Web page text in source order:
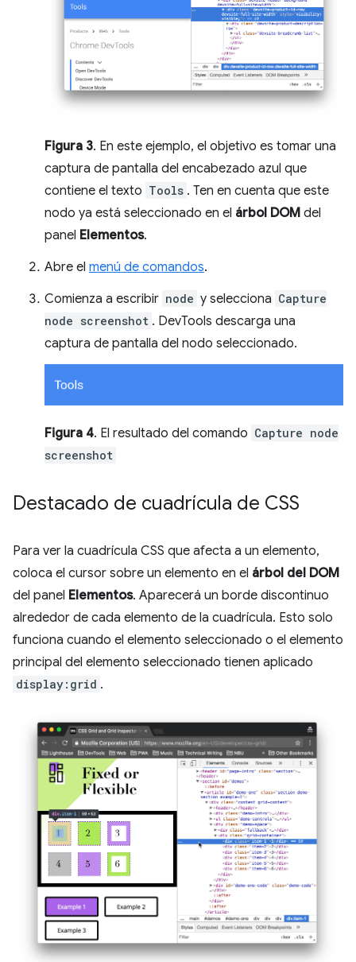
Figura 3. En este ejemplo, el objetivo es tomar una
captura de pantalla del encabezado azul que
contiene el texto Tools . Ten en cuenta que este
nodo ya está seleccionado en el árbol DOM del
panel Elementos.
Abre el menú de comandos.
Comienza a escribir node y selecciona Capture
node screenshot . DevTools descarga una
captura de pantalla del nodo seleccionado.
Figura 4. El resultado del comando Capture node
screenshot
Destacado de cuadrícula de CSS
Para ver la cuadrícula CSS que afecta a un elemento,
coloca el cursor sobre un elemento en el árbol del DOM
del panel Elementos. Aparecerá un borde discontinuo
alrededor de cada elemento de la cuadrícula. Esto solo
funciona cuando el elemento seleccionado o el elemento
principal del elemento seleccionado tienen aplicado
display:grid .